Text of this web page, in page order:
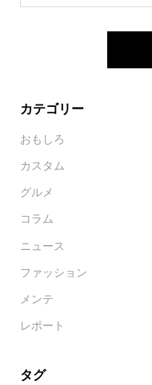
カテゴリー
おもしろ
カスタム
グルメ
コラム
ニュース
ファッション
メンテ
レポート
タグ